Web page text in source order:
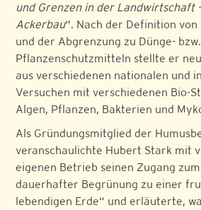
und Grenzen in der Landwirtschaft
Ackerbau“. Nach der Definition
und der Abgrenzung zu Dünge- bzw.
Pflanzenschutzmitteln stellte er
aus verschiedenen nationalen und
Versuchen mit verschiedenen Bio-
Algen, Pflanzen, Bakterien und
Als Gründungsmitglied der
veranschaulichte Hubert Stark mit
eigenen Betrieb seinen Zugang
dauerhafter Begrünung zu einer
lebendigen Erde“ und erläuterte,